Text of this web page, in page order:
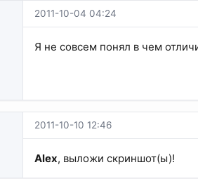
2011-10-04 04:24
Я не совсем понял в чем
2011-10-10 12:46
Alex, выложи скриншот(ы)!